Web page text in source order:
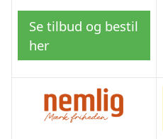
Se tilbud og bestil
her